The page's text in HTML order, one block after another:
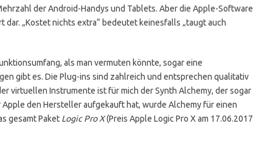
der Android-Handys und Tablets. Aber die Apple-Software
„Kostet nichts extra“ bedeutet keinesfalls „taugt auch
als man vermuten könnte, sogar eine
gibt es. Die Plug-ins sind zahlreich und entsprechen qualitativ
virtuellen Instrumente ist für mich der Synth Alchemy, der sogar
den Hersteller aufgekauft hat, wurde Alchemy für einen
gesamt Paket Logic Pro X(Preis Apple Logic Pro X am 17.06.2017